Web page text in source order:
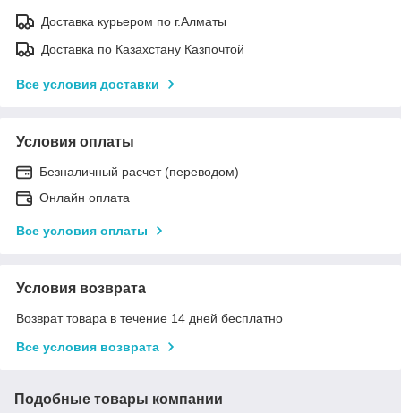
Доставка курьером по г.Алматы
Доставка по Казахстану Казпочтой
Все условия доставки
Условия оплаты
Безналичный расчет (переводом)
Онлайн оплата
Все условия оплаты
Условия возврата
Возврат товара в течение 14 дней бесплатно
Все условия возврата
Подобные товары компании